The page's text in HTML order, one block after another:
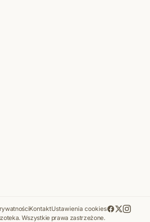
KontaktUstawienia cookies
Wszystkie prawa zastrzeżone.